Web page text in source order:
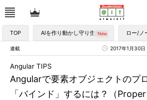
TOP AIを作り動かし守り生かす ロー/ノ
連載 2017年1月30日
Angularで要素オブジェクトのプ
「バインド」するには？（
Angular TIPS